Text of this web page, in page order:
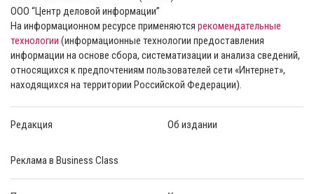
ООО “Центр деловой информации”
На информационном ресурсе применяются рекомендательные
технологии (информационные технологии предоставления
информации на основе сбора, систематизации и анализа сведений,
относящихся к предпочтениям пользователей сети «Интернет»,
находящихся на территории Российской Федерации).
Редакция Об издании
Реклама в Business Class